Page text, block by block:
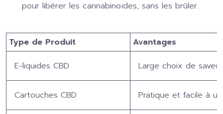
pour libérer les cannabinoïdes, sans les brûler.
Type de Produit
Avantages
E-liquides CBD
Large choix de
Cartouches CBD Pratique et facile à